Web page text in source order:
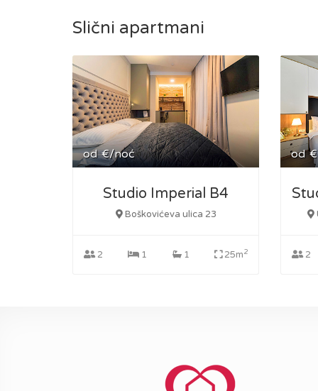
Slični apartmani
od €/noć
Studio Imperial B4
Boškovićeva ulica 23
2 1 1 25m2
od
2